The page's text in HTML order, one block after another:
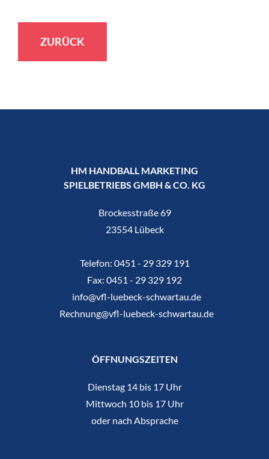
ZURÜCK
HM HANDBALL MARKETING
SPIELBETRIEBS GMBH & CO. KG
Brockesstraße 69
23554 Lübeck
Telefon: 0451 - 29 329 191
Fax: 0451 - 29 329 192
info@vfl-luebeck-schwartau.de
Rechnung@vfl-luebeck-schwartau.de
ÖFFNUNGSZEITEN
Dienstag 14 bis 17 Uhr
Mittwoch 10 bis 17 Uhr
oder nach Absprache